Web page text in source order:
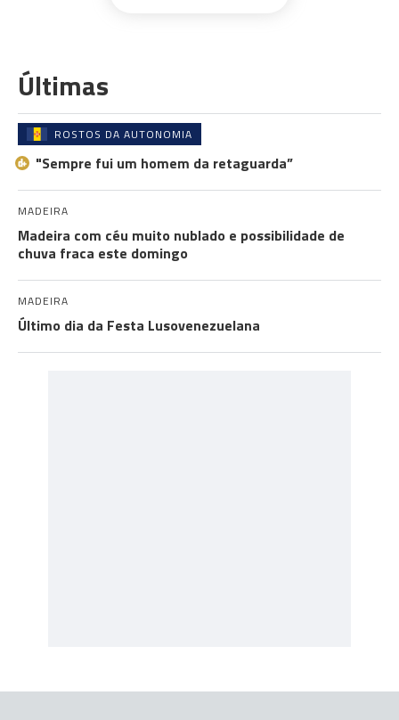
Últimas
ROSTOS DA AUTONOMIA
"Sempre fui um homem da retaguarda”
MADEIRA
Madeira com céu muito nublado e possibilidade de
chuva fraca este domingo
MADEIRA
Último dia da Festa Lusovenezuelana